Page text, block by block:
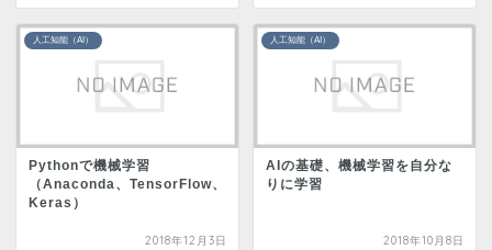
人工知能（AI）
Pythonで機械学習
（Anaconda、TensorFlow、
Keras）
2018年12月3日
人工知能（AI）
AIの基礎、機械学習を自分な
りに学習
2018年10月8日